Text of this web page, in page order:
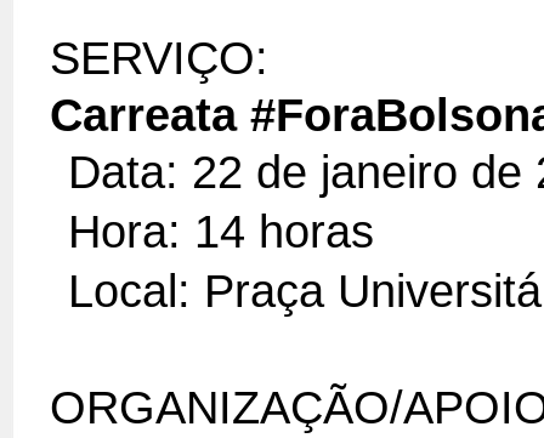
SERVIÇO:
Carreata
Data: 22 de janeiro de
Hora: 14 horas
Local: Praça
ORGANIZAÇÃO/